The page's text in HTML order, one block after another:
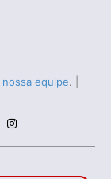
nossa equipe.